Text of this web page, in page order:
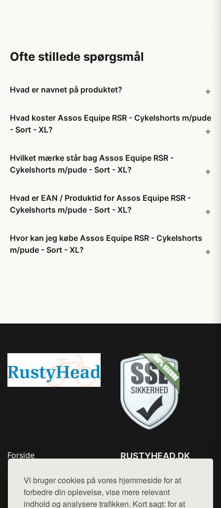
Vi bruger cookies på vores hjemmeside for at
forbedre din oplevelse, vise mere relevant
indhold og analysere trafikken. Kort sagt: for at
Ofte stillede spørgsmål
Hvad er navnet på produktet?
Hvad koster Assos Equipe RSR - Cykelshorts m/pude
- Sort - XL?
Hvilket mærke står bag Assos Equipe RSR -
Cykelshorts m/pude - Sort - XL?
Hvad er EAN / Produktid for Assos Equipe RSR -
Cykelshorts m/pude - Sort - XL?
Hvor kan jeg købe Assos Equipe RSR - Cykelshorts
m/pude - Sort - XL?
Forside
Top Rabatter
Kontakt
RUSTYHEAD.DK
Mail: hej@want.dk